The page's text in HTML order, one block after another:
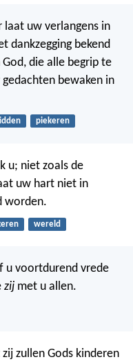
laat uw verlangens in
dankzegging bekend
die alle begrip te
bewaken in
piekeren
u; niet zoals de
uw hart niet in
worden.
wereld
u voortdurend vrede
zij met u allen.
zullen Gods kinderen